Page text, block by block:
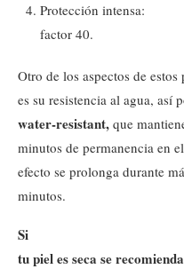
Protección intensa:
factor 40.
Otro de los aspectos de estos
es su resistencia al agua, así
water-resistant, que
minutos de permanencia en
efecto se prolonga durante
minutos.
Si
tu piel es seca se